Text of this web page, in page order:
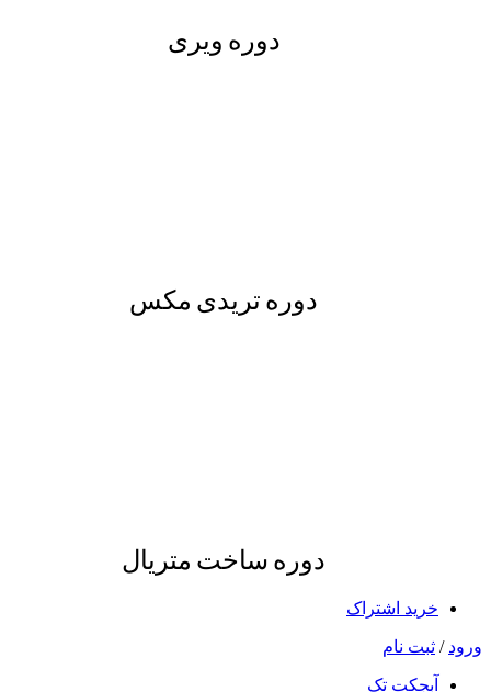
دوره ویری
دوره تریدی مکس
دوره ساخت متریال
خرید اشتراک
ورود / ثبت نام
آبجکت تک